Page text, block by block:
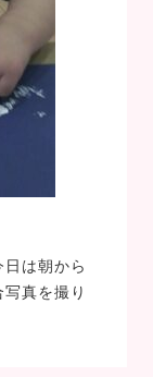
は朝から
真を撮り